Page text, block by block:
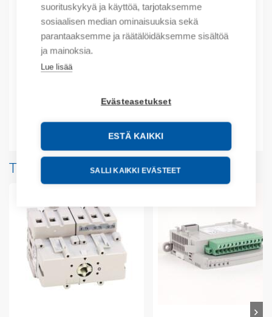
suorituskykyä ja käyttöä, tarjotaksemme
sosiaalisen median ominaisuuksia sekä
parantaaksemme ja räätälöidäksemme sisältöä
ja mainoksia.
Lue lisää
Evästeasetukset
ESTÄ KAIKKI
SALLI KAIKKI EVÄSTEET
Tuotekoodit
Tilauskoodi: 2080LC1012QBB
Valmistajan tuotenumero: 2080-LC10-12QBB
Lisätiedot
Tuotteita samalta valmistajalta